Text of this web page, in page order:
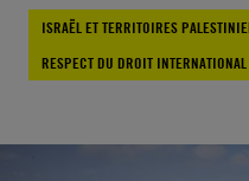
ISRAËL ET TERRITOIRES
RESPECT DU DROIT